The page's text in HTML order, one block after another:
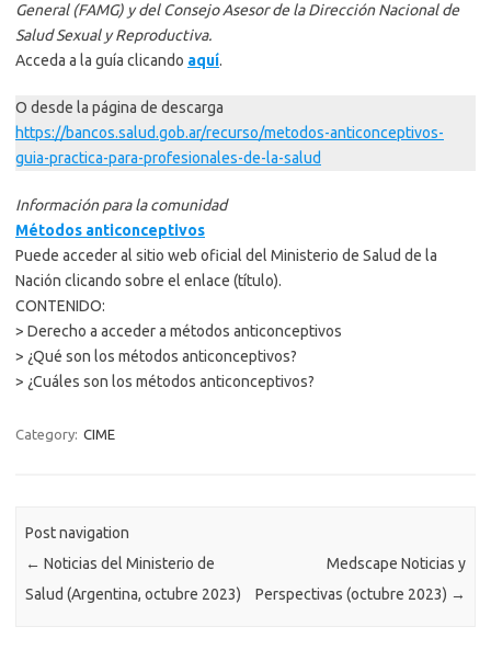
General (FAMG) y del Consejo Asesor de la Dirección Nacional de
Salud Sexual y Reproductiva.
Acceda a la guía clicando aquí.
O desde la página de descarga
https://bancos.salud.gob.ar/recurso/metodos-anticonceptivos-
guia-practica-para-profesionales-de-la-salud
Información para la comunidad
Métodos anticonceptivos
Puede acceder al sitio web oficial del Ministerio de Salud de la
Nación clicando sobre el enlace (título).
CONTENIDO:
> Derecho a acceder a métodos anticonceptivos
> ¿Qué son los métodos anticonceptivos?
> ¿Cuáles son los métodos anticonceptivos?
Category: CIME
Post navigation
← Noticias del Ministerio de
Salud (Argentina, octubre 2023)
Medscape Noticias y
Perspectivas (octubre 2023) →